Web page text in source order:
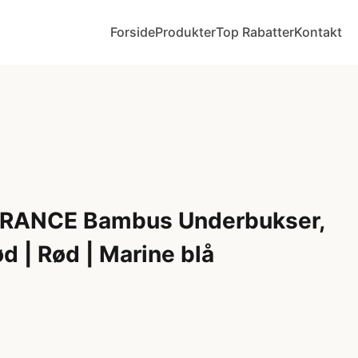
ForsideProdukterTop RabatterKontakt
Bambus Underbukser,
| Rød | Marine blå